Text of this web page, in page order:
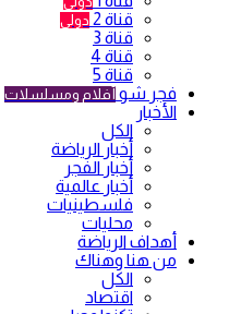
قناة 2 دولي
قناة 3
قناة 4
قناة 5
فجر شو أفلام ومسلسلات
الأخبار
الكل
أخبار الرياضة
أخبار الفجر
أخبار عالمية
فلسطينيات
محليات
أهداف الرياضة
من هنا وهناك
الكل
اقتصاد